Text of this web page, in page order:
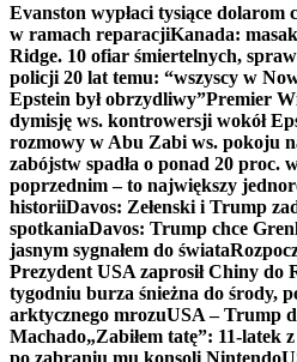
Evanston wypłaci tysiące dolarom
w ramach reparacjiKanada:
Ridge. 10 ofiar śmiertelnych,
policji 20 lat temu: “wszyscy w
Epstein był obrzydliwy”Premier
dymisję ws. kontrowersji wokół
rozmowy w Abu Zabi ws. pokoju
zabójstw spadła o ponad 20 proc.
poprzednim – to największy
historiiDavos: Zełenski i Trump
spotkaniaDavos: Trump chce
jasnym sygnałem do świata
Prezydent USA zaprosił Chiny do
tygodniu burza śnieżna do środy,
arktycznego mrozuUSA – Trump
Machado„Zabiłem tatę”: 11-latek
po zabraniu mu konsoli Nintendo